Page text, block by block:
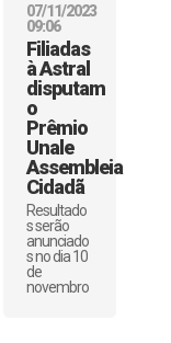
07/11/2023
09:06
Filiadas
à Astral
disputam
o
Prêmio
Unale
Assembleia
Cidadã
Resultado
s serão
anunciado
s no dia 10
de
novembro